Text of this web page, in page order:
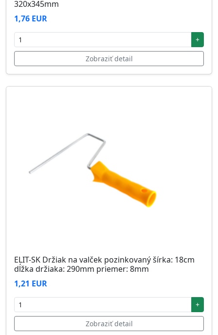
320x345mm
1,76 EUR
+
Zobraziť detail
ELIT-SK Držiak na valček pozinkovaný šírka: 18cm
dĺžka držiaka: 290mm priemer: 8mm
1,21 EUR
+
Zobraziť detail